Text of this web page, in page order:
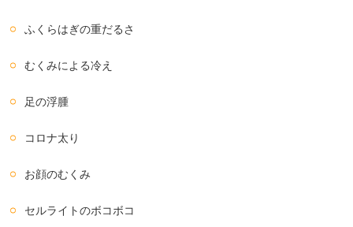
ふくらはぎの重だるさ
むくみによる冷え
足の浮腫
コロナ太り
お顔のむくみ
セルライトのボコボコ